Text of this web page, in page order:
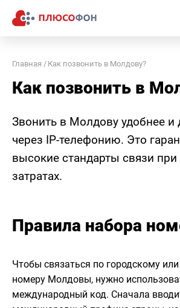
Главная Как позвонить в Молдову?
Как позвонить в
Звонить в Молдову удобнее и
через IP-телефонию. Это
высокие стандарты связи
затратах.
Правила набора
Чтобы связаться по городскому
номеру Молдовы, нужно
международный код. Сначала